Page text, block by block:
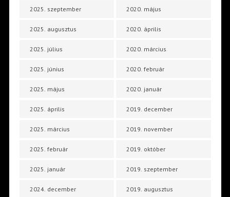
2025. szeptember
2025. augusztus
2025. július
2025. június
2025. május
2025. április
2025. március
2025. február
2025. január
2024. december
2020. május
2020. április
2020. március
2020. február
2020. január
2019. december
2019. november
2019. október
2019. szeptember
2019. augusztus